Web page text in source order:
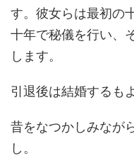
す。彼女らは最初の
十年で秘儀を行い、
します。
引退後は結婚するも
昔をなつかしみなが
し。